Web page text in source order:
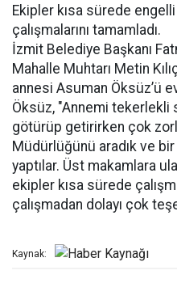
Ekipler kısa sürede
çalışmalarını tamamladı.
İzmit Belediye Başkanı
Mahalle Muhtarı Metin
annesi Asuman Öksüz’ü
Öksüz, "Annemi tekerlekli
götürüp getirirken çok
Müdürlüğünü aradık ve
yaptılar. Üst makamlara
ekipler kısa sürede
çalışmadan dolayı çok
Kaynak: